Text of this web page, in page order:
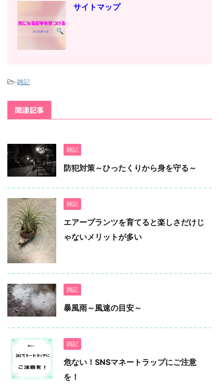
サイトマップ
-雑記
関連記事
雑記
防犯対策～ひったくりから身を守る～
雑記
エアープランツを育てると楽しさだけじ
ゃないメリットが多い
雑記
暴風雨～風速の目安～
雑記
危ない！SNSマネートラップにご注意
を！